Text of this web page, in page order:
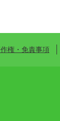
権・免責事項